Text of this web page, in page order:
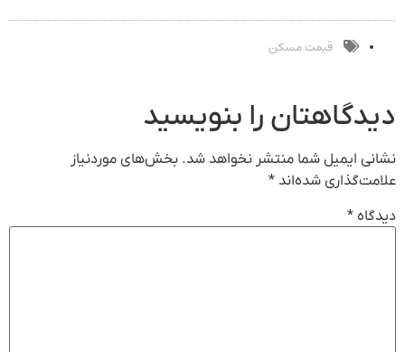
رایگان
مشاوره رایگان
تغییر طبیعی
قیمت مسکن
دیدگاهتان را بنویسید
نشانی ایمیل شما منتشر نخواهد شد. بخش‌های موردنیاز
علامت‌گذاری شده‌اند *
دیدگاه *